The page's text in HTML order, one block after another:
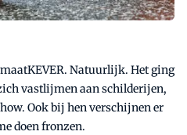
Natuurlijk. Het ging
vastlijmen aan schilderijen,
Ook bij hen verschijnen er
doen fronzen.